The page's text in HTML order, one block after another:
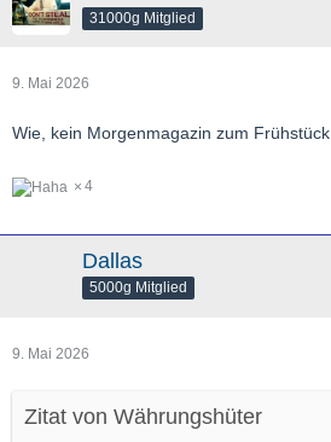
31000g Mitglied
9. Mai 2026
Wie, kein Morgenmagazin zum Frühstück
4
Dallas
5000g Mitglied
9. Mai 2026
Zitat von Währungshüter